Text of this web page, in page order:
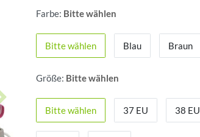
Farbe: Bitte wählen
Bitte wählen Blau Braun
Größe: Bitte wählen
Bitte wählen 37 EU 38 EU